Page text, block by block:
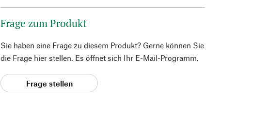
Frage zum Produkt
Sie haben eine Frage zu diesem Produkt? Gerne können Sie
die Frage hier stellen. Es öffnet sich Ihr E-Mail-Programm.
Frage stellen